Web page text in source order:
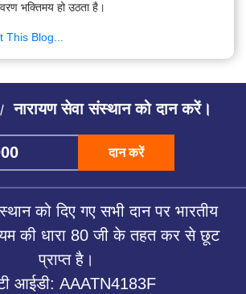
भक्तिमय हो उठता है।
This Blog...
नारायण सेवा संस्थान को दान करें।
दान करें
को दिए गए सभी दान पर भारतीय
की धारा 80 जी के तहत कर से छूट
प्राप्त है।
आईडी: AAATN4183F